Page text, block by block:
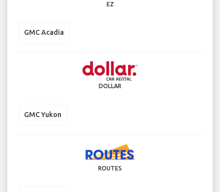
EZ
GMC Acadia
DOLLAR
GMC Yukon
ROUTES